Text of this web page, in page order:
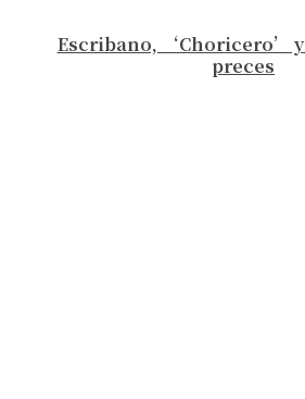
Escribano, ‘Choricero’ y
preces